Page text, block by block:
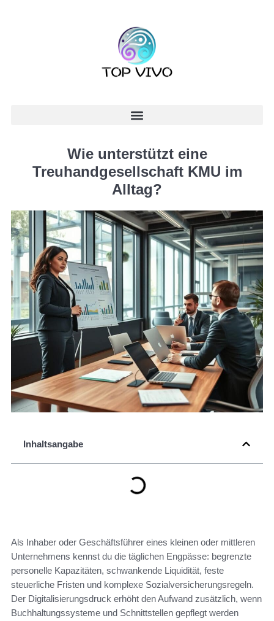
Wie unterstützt eine
Treuhandgesellschaft KMU im
Alltag?
Inhaltsangabe
Als Inhaber oder Geschäftsführer eines kleinen oder mittleren
Unternehmens kennst du die täglichen Engpässe: begrenzte
personelle Kapazitäten, schwankende Liquidität, feste
steuerliche Fristen und komplexe Sozialversicherungsregeln.
Der Digitalisierungsdruck erhöht den Aufwand zusätzlich, wenn
Buchhaltungssysteme und Schnittstellen gepflegt werden